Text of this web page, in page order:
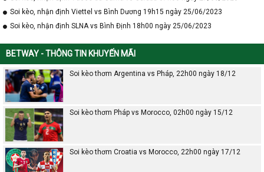
Soi kèo, nhận định Viettel vs Bình Dương 19h15 ngày 25/06/2023
Soi kèo, nhận định SLNA vs Bình Định 18h00 ngày 25/06/2023
BETWAY - THÔNG TIN KHUYẾN MÃI
Soi kèo thơm Argentina vs Pháp, 22h00 ngày 18/12
Soi kèo thơm Pháp vs Morocco, 02h00 ngày 15/12
Soi kèo thơm Croatia vs Morocco, 22h00 ngày 17/12